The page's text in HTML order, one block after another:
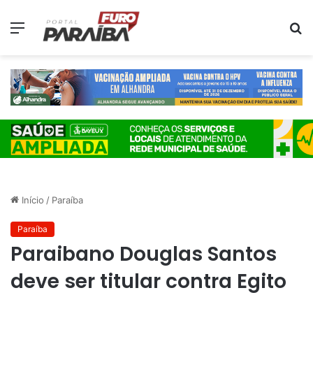
Menu
Início / Paraíba
Paraíba
Paraibano Douglas Santos
deve ser titular contra Egito